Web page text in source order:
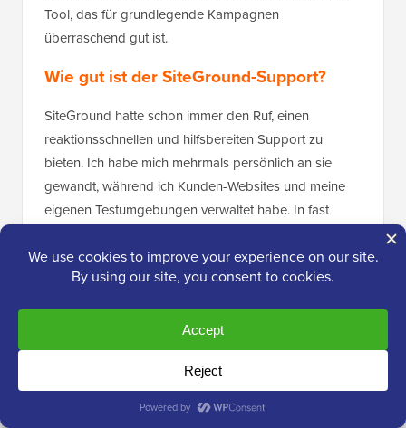
Tool, das für grundlegende Kampagnen
überraschend gut ist.
Wie gut ist der SiteGround-Support?
SiteGround hatte schon immer den Ruf, einen
reaktionsschnellen und hilfsbereiten Support zu
bieten. Ich habe mich mehrmals persönlich an sie
gewandt, während ich Kunden-Websites und meine
eigenen Testumgebungen verwaltet habe. In fast
jemandem verbunden, der sich auskannte.
umfassende Wissensdatenbank und einen KI-
gestützten Support-Assistenten in Ihrem Site Tools-
Dashboard. Der Chatbot wird mit echten
Kundenfragen trainiert und kann viele Probleme ohne